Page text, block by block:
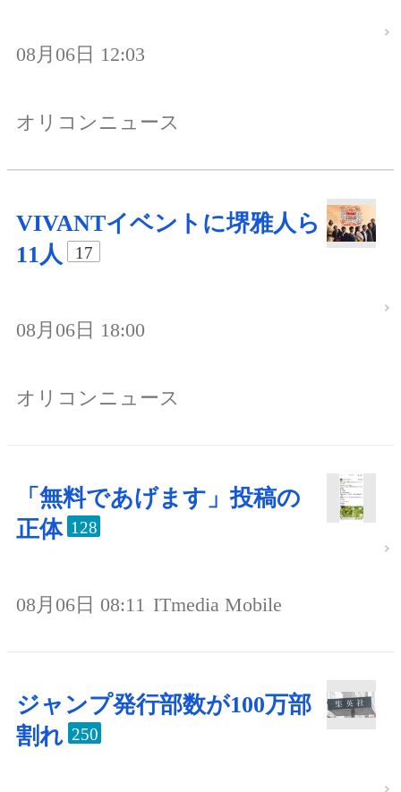
08月06日 12:03
オリコンニュース
VIVANTイベントに堺雅人ら
11人
17
08月06日 18:00
オリコンニュース
「無料であげます」投稿の
正体 128
08月06日 08:11 ITmedia Mobile
ジャンプ発行部数が100万部
割れ 250